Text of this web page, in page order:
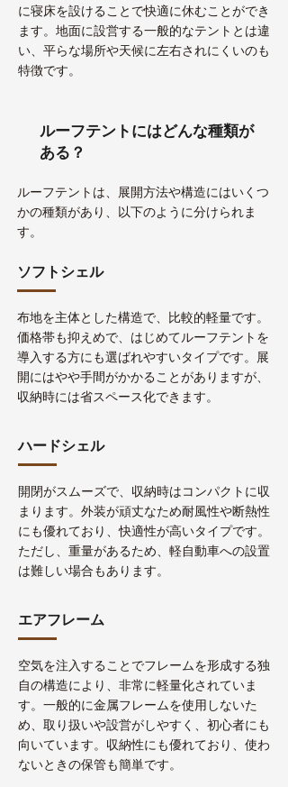
に寝床を設けることで快適に休むことができ
ます。地面に設営する一般的なテントとは違
い、平らな場所や天候に左右されにくいのも
特徴です。
ルーフテントにはどんな種類が
ある？
ルーフテントは、展開方法や構造にはいくつ
かの種類があり、以下のように分けられま
す。
ソフトシェル
布地を主体とした構造で、比較的軽量です。
価格帯も抑えめで、はじめてルーフテントを
導入する方にも選ばれやすいタイプです。展
開にはやや手間がかかることがありますが、
収納時には省スペース化できます。
ハードシェル
開閉がスムーズで、収納時はコンパクトに収
まります。外装が頑丈なため耐風性や断熱性
にも優れており、快適性が高いタイプです。
ただし、重量があるため、軽自動車への設置
は難しい場合もあります。
エアフレーム
空気を注入することでフレームを形成する独
自の構造により、非常に軽量化されていま
す。一般的に金属フレームを使用しないた
め、取り扱いや設営がしやすく、初心者にも
向いています。収納性にも優れており、使わ
ないときの保管も簡単です。